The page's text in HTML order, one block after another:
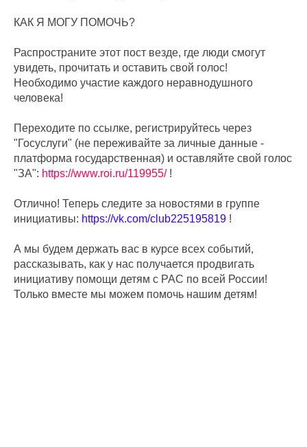
КАК Я МОГУ ПОМОЧЬ?
Распространите этот пост везде, где люди смогут
увидеть, прочитать и оставить свой голос!
Необходимо участие каждого неравнодушного
человека!
Переходите по ссылке, регистрируйтесь через
"Госуслуги" (не переживайте за личные данные -
платформа государственная) и оставляйте свой голос
"ЗА": https://www.roi.ru/119955/!
Отлично! Теперь следите за новостями в группе
инициативы: https://vk.com/club225195819 !
А мы будем держать вас в курсе всех событий,
рассказывать, как у нас получается продвигать
инициативу помощи детям с РАС по всей России!
Только вместе мы можем помочь нашим детям!